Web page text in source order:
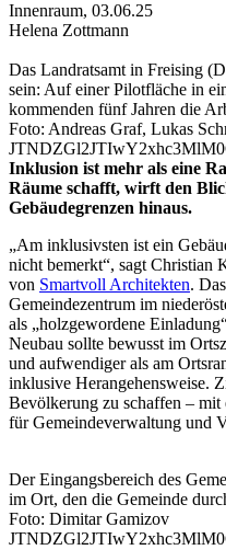
Innenraum, 03.06.25
Helena Zottmann
Das Landratsamt in Freising
sein: Auf einer Pilotfläche in
kommenden fünf Jahren die
Foto: Andreas Graf, Lukas
Inklusion ist mehr als eine
Räume schafft, wirft den
Gebäudegrenzen hinaus.
„Am inklusivsten ist ein
nicht bemerkt“, sagt Christian
von Smartvoll Architekten.
Gemeindezentrum im
als „holzgewordene
Neubau sollte bewusst im
und aufwendiger als am
inklusive Herangehensweise.
Bevölkerung zu schaffen –
für Gemeindeverwaltung und
Der Eingangsbereich des
im Ort, den die Gemeinde
Foto: Dimitar Gamizov